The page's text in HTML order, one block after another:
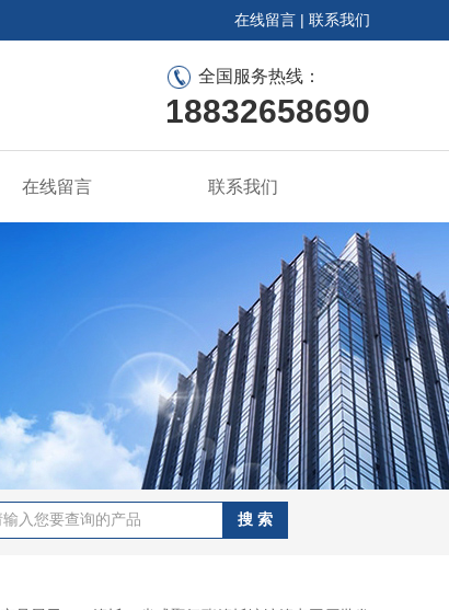
在线留言 | 联系我们
全国服务热线：
18832658690
在线留言 联系我们